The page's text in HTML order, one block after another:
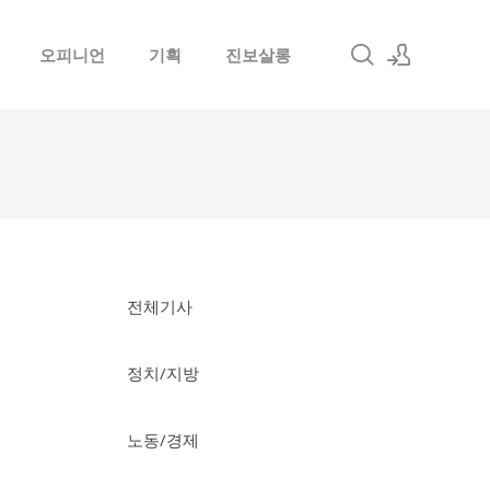
오피니언 기획 진보살롱
전체기사
정치/지방
노동/경제